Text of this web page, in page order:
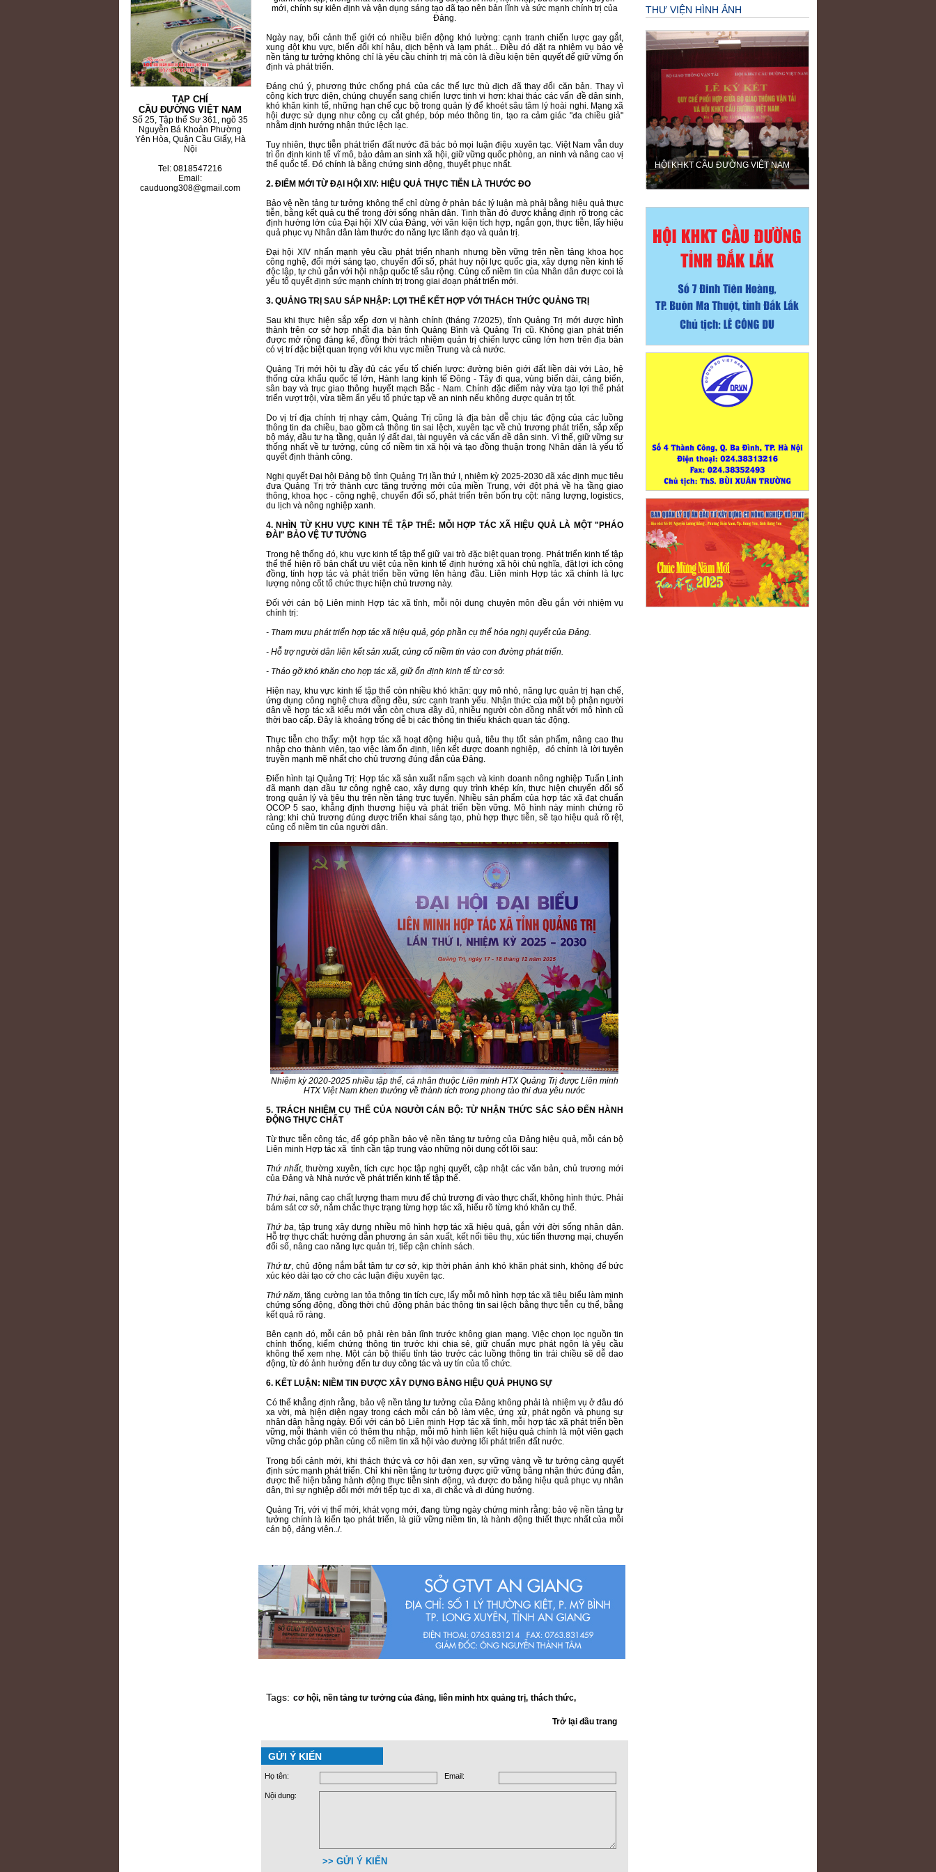
TẠP CHÍ
CẦU ĐƯỜNG VIỆT NAM
Số 25, Tập thể Sư 361, ngõ 35
Nguyễn Bá Khoản Phường
Yên Hòa, Quận Cầu Giấy, Hà
Nội
Tel: 0818547216
Email:
cauduong308@gmail.com
mới, chính sự kiên định và vận dụng sáng tạo đã tạo nên bản lĩnh và sức mạnh chính trị của
Đảng.
Ngày nay, bối cảnh thế giới có nhiều biến động khó lường: cạnh tranh chiến lược gay gắt,
xung đột khu vực, biến đổi khí hậu, dịch bệnh và lạm phát... Điều đó đặt ra nhiệm vụ bảo vệ
nền tảng tư tưởng không chỉ là yêu cầu chính trị mà còn là điều kiện tiên quyết để giữ vững ổn
định và phát triển.
Đáng chú ý, phương thức chống phá của các thế lực thù địch đã thay đổi căn bản. Thay vì
công kích trực diện, chúng chuyển sang chiến lược tinh vi hơn: khai thác các vấn đề dân sinh,
khó khăn kinh tế, những hạn chế cục bộ trong quản lý để khoét sâu tâm lý hoài nghi. Mạng xã
hội được sử dụng như công cụ cắt ghép, bóp méo thông tin, tạo ra cảm giác "đa chiều giả"
nhằm định hướng nhận thức lệch lạc.
Tuy nhiên, thực tiễn phát triển đất nước đã bác bỏ mọi luận điệu xuyên tạc. Việt Nam vẫn duy
trì ổn định kinh tế vĩ mô, bảo đảm an sinh xã hội, giữ vững quốc phòng, an ninh và nâng cao vị
thế quốc tế. Đó chính là bằng chứng sinh động, thuyết phục nhất.
2. ĐIỂM MỚI TỪ ĐẠI HỘI XIV: HIỆU QUẢ THỰC TIỄN LÀ THƯỚC ĐO
Bảo vệ nền tảng tư tưởng không thể chỉ dừng ở phản bác lý luận mà phải bằng hiệu quả thực
tiễn, bằng kết quả cụ thể trong đời sống nhân dân. Tinh thần đó được khẳng định rõ trong các
định hướng lớn của Đại hội XIV của Đảng, với văn kiện tích hợp, ngắn gọn, thực tiễn, lấy hiệu
quả phục vụ Nhân dân làm thước đo năng lực lãnh đạo và quản trị.
Đại hội XIV nhấn mạnh yêu cầu phát triển nhanh nhưng bền vững trên nền tảng khoa học
công nghệ, đổi mới sáng tạo, chuyển đổi số, phát huy nội lực quốc gia, xây dựng nền kinh tế
độc lập, tự chủ gắn với hội nhập quốc tế sâu rộng. Củng cố niềm tin của Nhân dân được coi là
yếu tố quyết định sức mạnh chính trị trong giai đoạn phát triển mới.
3. QUẢNG TRỊ SAU SÁP NHẬP: LỢI THẾ KẾT HỢP VỚI THÁCH THỨC QUẢNG TRỊ
Sau khi thực hiện sắp xếp đơn vị hành chính (tháng 7/2025), tỉnh Quảng Trị mới được hình
thành trên cơ sở hợp nhất địa bàn tỉnh Quảng Bình và Quảng Trị cũ. Không gian phát triển
được mở rộng đáng kể, đồng thời trách nhiệm quản trị chiến lược cũng lớn hơn trên địa bàn
có vị trí đặc biệt quan trọng với khu vực miền Trung và cả nước.
Quảng Trị mới hội tụ đầy đủ các yếu tố chiến lược: đường biên giới đất liền dài với Lào, hệ
thống cửa khẩu quốc tế lớn, Hành lang kinh tế Đông - Tây đi qua, vùng biển dài, cảng biển,
sân bay và trục giao thông huyết mạch Bắc - Nam. Chính đặc điểm này vừa tạo lợi thế phát
triển vượt trội, vừa tiềm ẩn yếu tố phức tạp về an ninh nếu không được quản trị tốt.
Do vị trí địa chính trị nhạy cảm, Quảng Trị cũng là địa bàn dễ chịu tác động của các luồng
thông tin đa chiều, bao gồm cả thông tin sai lệch, xuyên tạc về chủ trương phát triển, sắp xếp
bộ máy, đầu tư hạ tầng, quản lý đất đai, tài nguyên và các vấn đề dân sinh. Vì thế, giữ vững sự
thống nhất về tư tưởng, củng cố niềm tin xã hội và tạo đồng thuận trong Nhân dân là yếu tố
quyết định thành công.
Nghị quyết Đại hội Đảng bộ tỉnh Quảng Trị lần thứ I, nhiệm kỳ 2025-2030 đã xác định mục tiêu
đưa Quảng Trị trở thành cực tăng trưởng mới của miền Trung, với đột phá về hạ tầng giao
thông, khoa học - công nghệ, chuyển đổi số, phát triển trên bốn trụ cột: năng lượng, logistics,
du lịch và nông nghiệp xanh.
4. NHÌN TỪ KHU VỰC KINH TẾ TẬP THỂ: MỖI HỢP TÁC XÃ HIỆU QUẢ LÀ MỘT "PHÁO
ĐÀI" BẢO VỆ TƯ TƯỞNG
Trong hệ thống đó, khu vực kinh tế tập thể giữ vai trò đặc biệt quan trọng. Phát triển kinh tế tập
thể thể hiện rõ bản chất ưu việt của nền kinh tế định hướng xã hội chủ nghĩa, đặt lợi ích cộng
đồng, tính hợp tác và phát triển bền vững lên hàng đầu. Liên minh Hợp tác xã chính là lực
lượng nòng cốt tổ chức thực hiện chủ trương này.
Đối với cán bộ Liên minh Hợp tác xã tỉnh, mỗi nội dung chuyên môn đều gắn với nhiệm vụ
chính trị:
- Tham mưu phát triển hợp tác xã hiệu quả, góp phần cụ thể hóa nghị quyết của Đảng.
- Hỗ trợ người dân liên kết sản xuất, củng cố niềm tin vào con đường phát triển.
- Tháo gỡ khó khăn cho hợp tác xã, giữ ổn định kinh tế từ cơ sở.
Hiện nay, khu vực kinh tế tập thể còn nhiều khó khăn: quy mô nhỏ, năng lực quản trị hạn chế,
ứng dụng công nghệ chưa đồng đều, sức cạnh tranh yếu. Nhận thức của một bộ phận người
dân về hợp tác xã kiểu mới vẫn còn chưa đầy đủ, nhiều người còn đồng nhất với mô hình cũ
thời bao cấp. Đây là khoảng trống dễ bị các thông tin thiếu khách quan tác động.
Thực tiễn cho thấy: một hợp tác xã hoạt động hiệu quả, tiêu thụ tốt sản phẩm, nâng cao thu
nhập cho thành viên, tạo việc làm ổn định, liên kết được doanh nghiệp, đó chính là lời tuyên
truyền mạnh mẽ nhất cho chủ trương đúng đắn của Đảng.
Điển hình tại Quảng Trị: Hợp tác xã sản xuất nấm sạch và kinh doanh nông nghiệp Tuấn Linh
đã mạnh dạn đầu tư công nghệ cao, xây dựng quy trình khép kín, thực hiện chuyển đổi số
trong quản lý và tiêu thụ trên nền tảng trực tuyến. Nhiều sản phẩm của hợp tác xã đạt chuẩn
OCOP 5 sao, khẳng định thương hiệu và phát triển bền vững. Mô hình này minh chứng rõ
ràng: khi chủ trương đúng được triển khai sáng tạo, phù hợp thực tiễn, sẽ tạo hiệu quả rõ rệt,
củng cố niềm tin của người dân.
Nhiệm kỳ 2020-2025 nhiều tập thể, cá nhân thuộc Liên minh HTX Quảng Trị được Liên minh
HTX Việt Nam khen thưởng về thành tích trong phong tào thi đua yêu nước
5. TRÁCH NHIỆM CỤ THỂ CỦA NGƯỜI CÁN BỘ: TỪ NHẬN THỨC SẮC SẢO ĐẾN HÀNH
ĐỘNG THỰC CHẤT
Từ thực tiễn công tác, để góp phần bảo vệ nền tảng tư tưởng của Đảng hiệu quả, mỗi cán bộ
Liên minh Hợp tác xã tỉnh cần tập trung vào những nội dung cốt lõi sau:
Thứ nhất, thường xuyên, tích cực học tập nghị quyết, cập nhật các văn bản, chủ trương mới
của Đảng và Nhà nước về phát triển kinh tế tập thể.
Thứ hai, nâng cao chất lượng tham mưu để chủ trương đi vào thực chất, không hình thức. Phải
bám sát cơ sở, nắm chắc thực trạng từng hợp tác xã, hiểu rõ từng khó khăn cụ thể.
Thứ ba , tập trung xây dựng nhiều mô hình hợp tác xã hiệu quả, gắn với đời sống nhân dân.
Hỗ trợ thực chất: hướng dẫn phương án sản xuất, kết nối tiêu thụ, xúc tiến thương mại, chuyển
đổi số, nâng cao năng lực quản trị, tiếp cận chính sách.
Thứ tư, chủ động nắm bắt tâm tư cơ sở, kịp thời phản ánh khó khăn phát sinh, không để bức
xúc kéo dài tạo cớ cho các luận điệu xuyên tạc.
Thứ năm, tăng cường lan tỏa thông tin tích cực, lấy mỗi mô hình hợp tác xã tiêu biểu làm minh
chứng sống động, đồng thời chủ động phản bác thông tin sai lệch bằng thực tiễn cụ thể, bằng
kết quả rõ ràng.
Bên cạnh đó, mỗi cán bộ phải rèn bản lĩnh trước không gian mạng. Việc chọn lọc nguồn tin
chính thống, kiểm chứng thông tin trước khi chia sẻ, giữ chuẩn mực phát ngôn là yêu cầu
không thể xem nhẹ. Một cán bộ thiếu tỉnh táo trước các luồng thông tin trái chiều sẽ dễ dao
động, từ đó ảnh hưởng đến tư duy công tác và uy tín của tổ chức.
6. KẾT LUẬN: NIỀM TIN ĐƯỢC XÂY DỰNG BẰNG HIỆU QUẢ PHỤNG SỰ
Có thể khẳng định rằng, bảo vệ nền tảng tư tưởng của Đảng không phải là nhiệm vụ ở đâu đó
xa vời, mà hiện diện ngay trong cách mỗi cán bộ làm việc, ứng xử, phát ngôn và phụng sự
nhân dân hằng ngày. Đối với cán bộ Liên minh Hợp tác xã tỉnh, mỗi hợp tác xã phát triển bền
vững, mỗi thành viên có thêm thu nhập, mỗi mô hình liên kết hiệu quả chính là một viên gạch
vững chắc góp phần củng cố niềm tin xã hội vào đường lối phát triển đất nước.
Trong bối cảnh mới, khi thách thức và cơ hội đan xen, sự vững vàng về tư tưởng càng quyết
định sức mạnh phát triển. Chỉ khi nền tảng tư tưởng được giữ vững bằng nhận thức đúng đắn,
được thể hiện bằng hành động thực tiễn sinh động, và được đo bằng hiệu quả phục vụ nhân
dân, thì sự nghiệp đổi mới mới tiếp tục đi xa, đi chắc và đi đúng hướng.
Quảng Trị, với vị thế mới, khát vọng mới, đang từng ngày chứng minh rằng: bảo vệ nền tảng tư
tưởng chính là kiến tạo phát triển, là giữ vững niềm tin, là hành động thiết thực nhất của mỗi
cán bộ, đảng viên../.
Tags: cơ hội, nền tảng tư tưởng của đảng, liên minh htx quảng trị, thách thức,
Trở lại đầu trang
GỬI Ý KIẾN
Họ tên: Email:
Nội dung:
>> GỬI Ý KIẾN
THƯ VIỆN HÌNH ẢNH
HỘI KHKT CẦU ĐƯỜNG VIỆT NAM